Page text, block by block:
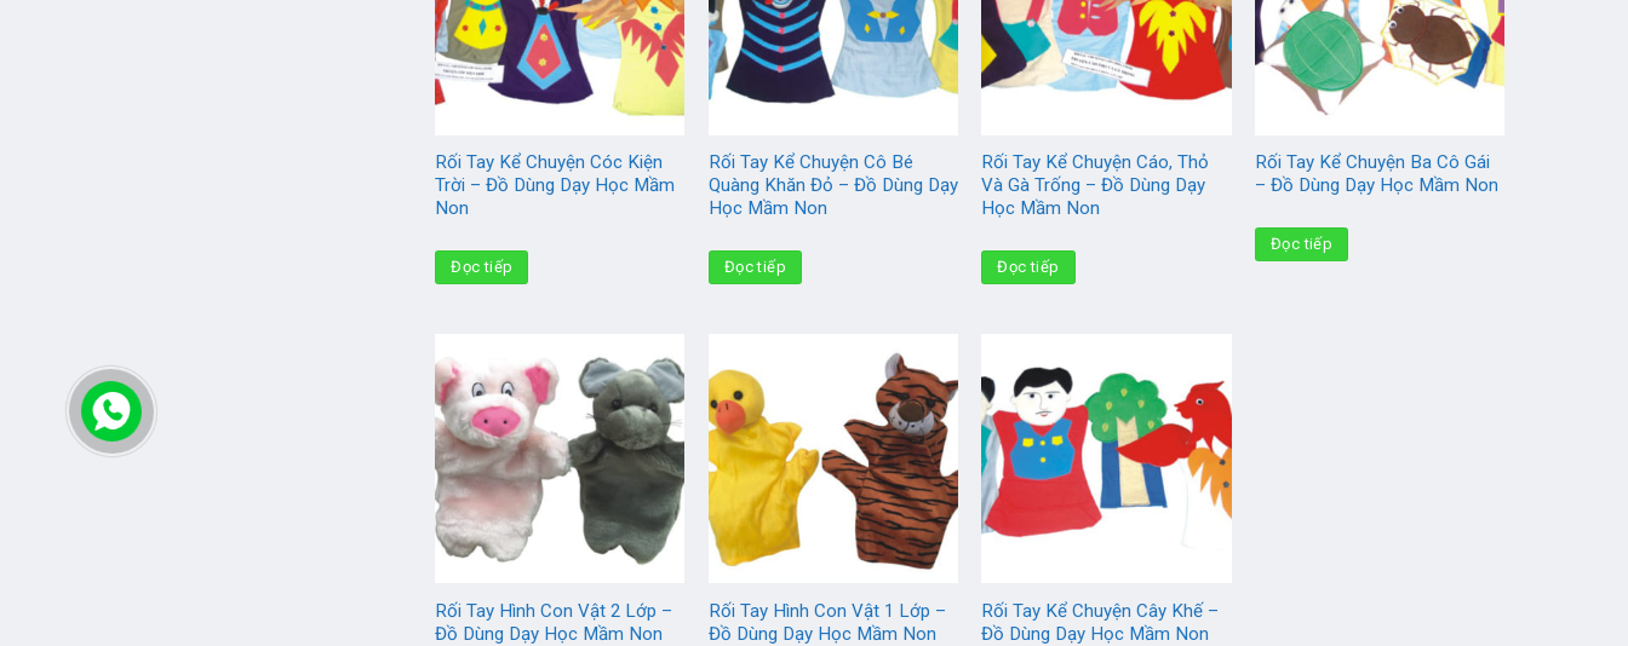
Rối Tay Kể Chuyện Cóc Kiện
Trời – Đồ Dùng Dạy Học Mầm
Non
Đọc tiếp
Rối Tay Kể Chuyện Cô Bé
Quàng Khăn Đỏ – Đồ Dùng Dạy
Học Mầm Non
Đọc tiếp
Rối Tay Kể Chuyện Cáo, Thỏ
Và Gà Trống – Đồ Dùng Dạy
Học Mầm Non
Đọc tiếp
Rối Tay Kể Chuyện Ba Cô Gái
– Đồ Dùng Dạy Học Mầm Non
Đọc tiếp
Rối Tay Hình Con Vật 2 Lớp –
Đồ Dùng Dạy Học Mầm Non
Rối Tay Hình Con Vật 1 Lớp –
Đồ Dùng Dạy Học Mầm Non
Rối Tay Kể Chuyện Cây Khế –
Đồ Dùng Dạy Học Mầm Non